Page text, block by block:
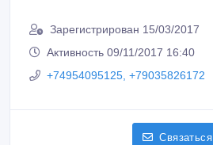
Зарегистрирован 15/03/2017
Активность 09/11/2017 16:40
+74954095125, +79035826172
Связаться